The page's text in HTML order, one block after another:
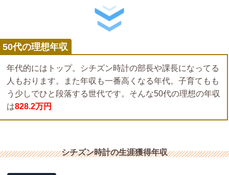
50代の理想年収
年代的にはトップ。シチズン時計の部長や課長になってる
人もおります。また年収も一番高くなる年代。子育てもも
う少しでひと段落する世代です。そんな50代の理想の年収
は828.2万円
シチズン時計の生涯獲得年収